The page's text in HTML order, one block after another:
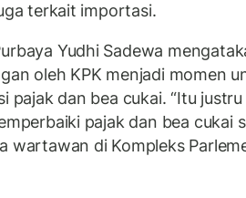
terkait importasi.
Yudhi Sadewa
oleh KPK menjadi momen
pajak dan bea cukai. “Itu
pajak dan bea cukai
wartawan di Kompleks